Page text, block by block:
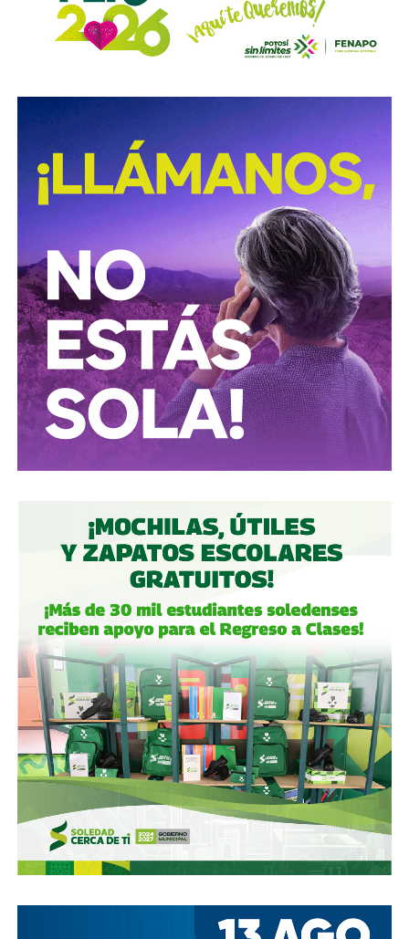
David Martínez es apodado coloquialmente como “El
Fantasma de Wall Street
”, y ha adquirido un poder
inmenso en Latinoamérica, especialmente en Argentina,
donde ha servido como negociador para la deuda nacional
y en 2017, fue considerado por Forbes como el hombre
más rico de dicho país. El regiomontano tiene un historial
documentado de tomar control de empresas en
dificultades financieras a partir de deuda: lo hizo con la
textilera CYDSA en los años 90, con la vidriera Vitro entre
2009 y 2012, y con las ya mencionadas Empresas ICA
desde 2016.
Algo similar realizó en 2020 con
del Centro Norte(OMA), el operador de, entre otros, el
Fintech compró primero acciones especiales que
garantizaban el control de la aeroportuaria y luego
concretó una oferta pública con la que en julio de 2021,
alcanzó el 30.1% de participación económica, suficiente
para mantener el control hasta que lo vendieron a la
francesa Vinci Airports en 2022 (El Economista, dic. 2020
y jul. 2021; Folleto Informativo Definitivo, Bolsa Mexicana
de Valores, may. 2021).
Si bien todos estos empresarios se han aliado en otras
ocasiones (en 2017 ganaron la licitación para construir
el ahora cancelado Aeropuerto de Texcoco),cuando
se otorgó la concesión para la administración de El
Realito, ni Slim ni Martínez ni los copresidentes de
Televisa tenían sus actuales injerencias en Aquos, por
lo que se podría decir que ésta fue heredada, y acabó
dejando el control de la presa en las manos de cuatro de
al menos tres intentos de rescindir o